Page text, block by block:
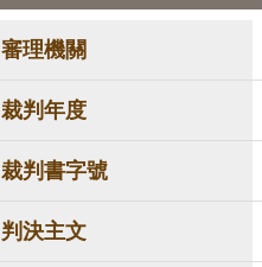
審理機關
裁判年度
裁判書字號
判決主文